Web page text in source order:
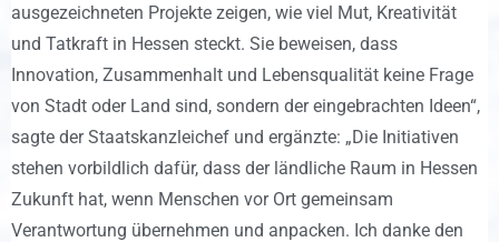
ausgezeichneten Projekte zeigen, wie viel Mut, Kreativität
und Tatkraft in Hessen steckt. Sie beweisen, dass
Innovation, Zusammenhalt und Lebensqualität keine Frage
von Stadt oder Land sind, sondern der eingebrachten Ideen“,
sagte der Staatskanzleichef und ergänzte: „Die Initiativen
stehen vorbildlich dafür, dass der ländliche Raum in Hessen
Zukunft hat, wenn Menschen vor Ort gemeinsam
Verantwortung übernehmen und anpacken. Ich danke den